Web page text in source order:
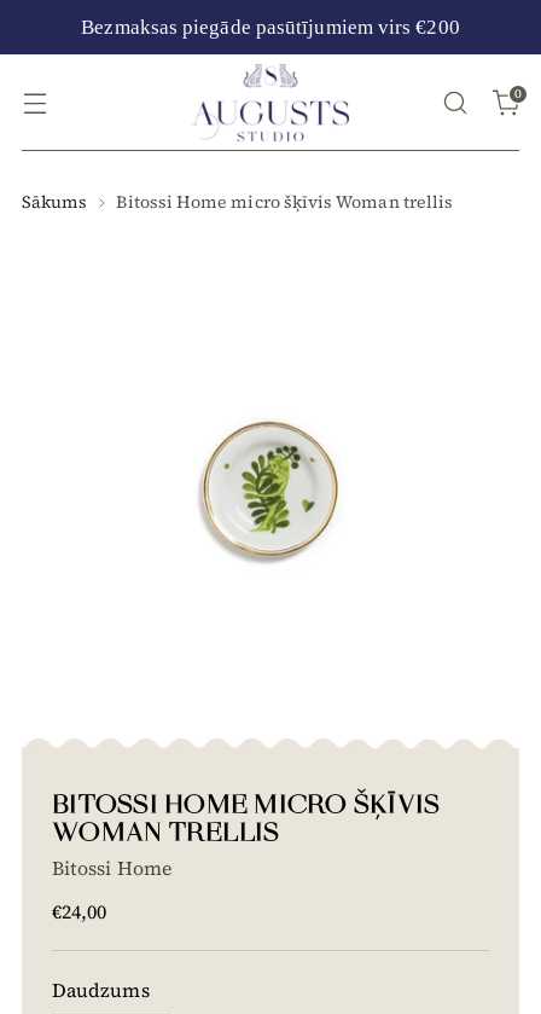
Bezmaksas piegāde pasūtījumiem virs €200
0
Sākums Bitossi Home micro šķīvis Woman trellis
BITOSSI HOME MICRO ŠĶĪVIS
WOMAN TRELLIS
Bitossi Home
Cena
€24,00
Daudzums